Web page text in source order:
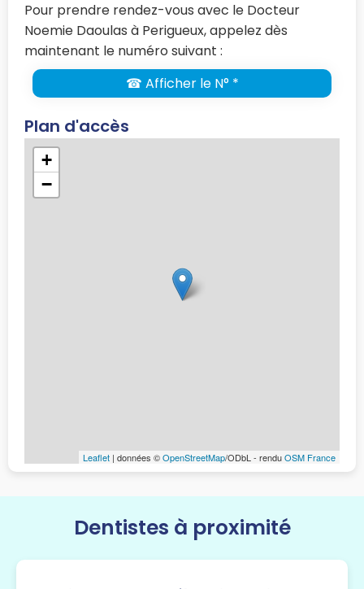
Pour prendre rendez-vous avec le Docteur
Noemie Daoulas à Perigueux, appelez dès
maintenant le numéro suivant :
☎ Afficher le N° *
Plan d'accès
+
−
Leaflet | données ©OpenStreetMap/ODbL - renduOSM France
Dentistes à proximité